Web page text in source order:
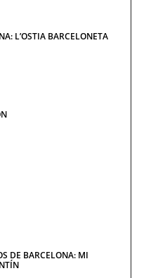
L’OSTIA BARCELONETA
DE BARCELONA: MI